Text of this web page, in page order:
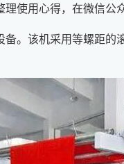
使用心得，在微信
。该机采用等螺距